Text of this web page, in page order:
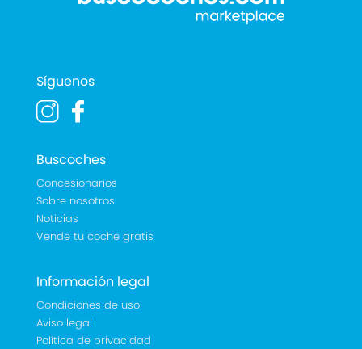
Síguenos
Buscoches
Concesionarios
Sobre nosotros
Noticias
Vende tu coche gratis
Información legal
Condiciones de uso
Aviso legal
Política de privacidad